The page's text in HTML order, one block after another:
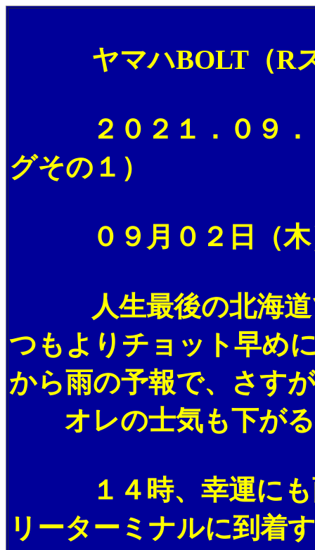
ヤマハBOLT（Rス
２０２１．０９．１
グその１）
０９月０２日（木
人生最後の北海道
つもよりチョット早め
から雨の予報で、さす
オレの士気も下がる
１４時、幸運にも雨
リーターミナルに到着